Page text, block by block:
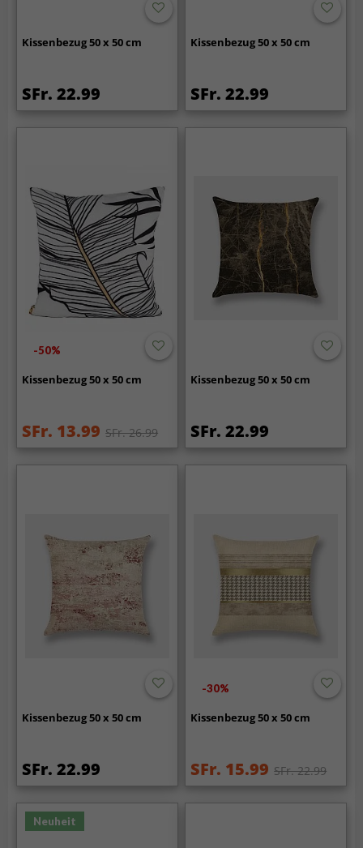
Kissenbezug 50 x 50 cm
SFr. 22.99
Kissenbezug 50 x 50 cm
SFr. 22.99
-50%
Kissenbezug 50 x 50 cm
SFr. 13.99 SFr. 26.99
Kissenbezug 50 x 50 cm
SFr. 22.99
Kissenbezug 50 x 50 cm
SFr. 22.99
-30%
Kissenbezug 50 x 50 cm
SFr. 15.99 SFr. 22.99
Neuheit